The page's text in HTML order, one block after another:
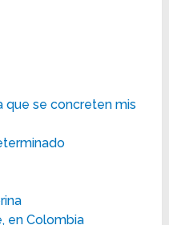
que se concreten mis
en Colombia